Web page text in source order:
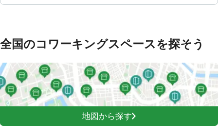
全国のコワーキングスペースを探そう
地図から探す